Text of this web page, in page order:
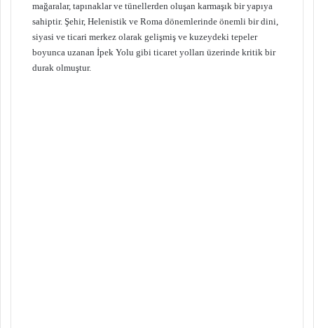
mağaralar, tapınaklar ve tünellerden oluşan karmaşık bir yapıya
sahiptir. Şehir, Helenistik ve Roma dönemlerinde önemli bir dini,
siyasi ve ticari merkez olarak gelişmiş ve kuzeydeki tepeler
boyunca uzanan İpek Yolu gibi ticaret yolları üzerinde kritik bir
durak olmuştur.